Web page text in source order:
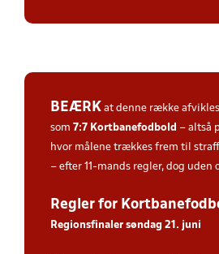
BEÆRK at denne række afvikles
som 7:7 Kortbanefodbold – altså
hvor målene trækkes frem til
– efter 11-mands regler, dog uden
Regler for
Regionsfinaler søndag 21. juni